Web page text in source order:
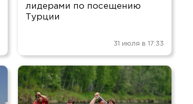
лидерами по посещению
Турции
31 июля в 17:33